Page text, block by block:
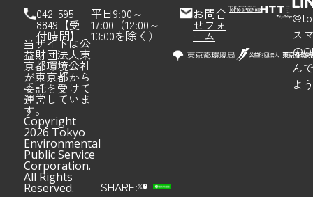
042-595-
8849【受
付時間】
平日9:00～
17:00（12:00～
13:00を除く）
お問合
せフォ
ーム
当サイトは公
益財団法人東
京都環境公社
が東京都から
委託を受けて
運営していま
す。
Copyright
2026 Tokyo
Environmental
Public Service
Corporation.
All Rights
Reserved. SHARE:
ス
の
ん
よ